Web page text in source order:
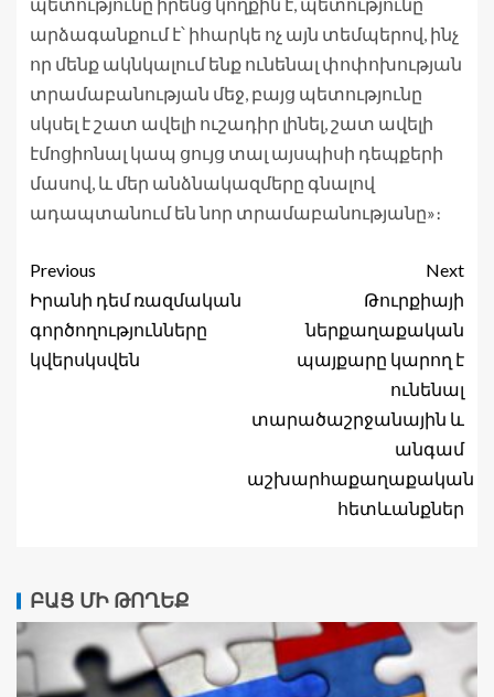
արձագանքում է՝ իհարկե ոչ այն տեմպերով, ինչ
որ մենք ակնկալում ենք ունենալ փոփոխության
տրամաբանության մեջ, բայց պետությունը
սկսել է շատ ավելի ուշադիր լինել, շատ ավելի
էմոցիոնալ կապ ցույց տալ այսպիսի դեպքերի
մասով, և մեր անձնակազմերը գնալով
ադապտանում են նոր տրամաբանությանը»։
Previous
Իրանի դեմ ռազմական
գործողությունները
կվերսկսվեն
Next
Թուրքիայի
ներքաղաքական
պայքարը կարող է
ունենալ
տարածաշրջանային և
անգամ
աշխարհաքաղաքական
հետևանքներ
ԲԱՑ ՄԻ ԹՈՂԵՔ